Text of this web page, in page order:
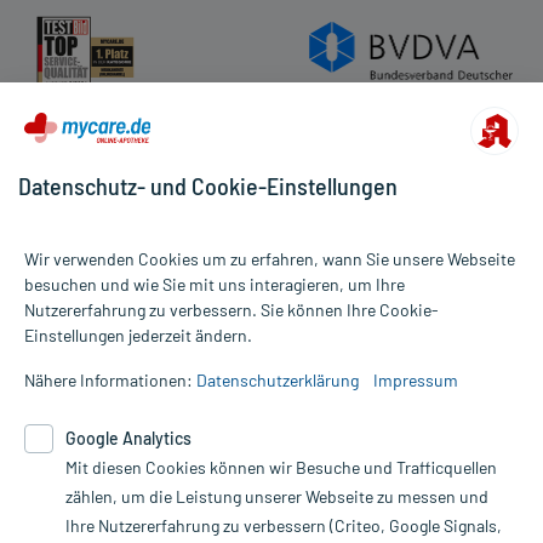
Alle Preise gelten inkl. MwSt., ggf. zzgl. Versandkosten
Informationen auf dieser Website werden ausschließlich für
die Untersuchung und Behandlung durch einen Arzt. Bitte
Therapien eingeleitet werden können. | Diese Webseite benutzt
Google Analytics. Lesen Sie bitte dazu die wichtigen Hinweise in
unserer Datenschutzerklärung. Für den Widerruf einer Bestellung
nutzen Sie das Formular:
Datenschutz- und Cookie-Einstellungen
Wir verwenden Cookies um zu erfahren, wann Sie unsere Webseite
besuchen und wie Sie mit uns interagieren, um Ihre
Nutzererfahrung zu verbessern. Sie können Ihre Cookie-
Einstellungen jederzeit ändern.
Nähere Informationen: Datenschutzerklärung Impressum
Google Analytics
Mit diesen Cookies können wir Besuche und Trafficquellen
zählen, um die Leistung unserer Webseite zu messen und
Ihre Nutzererfahrung zu verbessern (Criteo, Google Signals,